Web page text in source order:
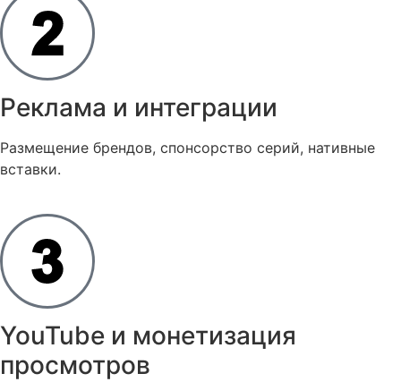
Реклама и интеграции
Размещение брендов, спонсорство серий, нативные
вставки.
YouTube и монетизация
просмотров